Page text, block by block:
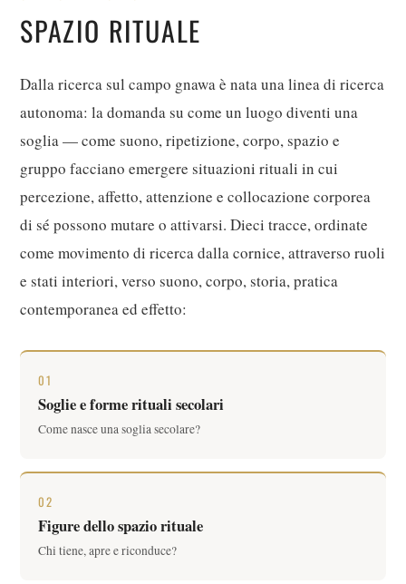
SPAZIO RITUALE
Dalla ricerca sul campo gnawa è nata una linea di ricerca
autonoma: la domanda su come un luogo diventi una
soglia — come suono, ripetizione, corpo, spazio e
gruppo facciano emergere situazioni rituali in cui
percezione, affetto, attenzione e collocazione corporea
di sé possono mutare o attivarsi. Dieci tracce, ordinate
come movimento di ricerca dalla cornice, attraverso ruoli
e stati interiori, verso suono, corpo, storia, pratica
contemporanea ed effetto:
01
Soglie e forme rituali secolari
Come nasce una soglia secolare?
02
Figure dello spazio rituale
Chi tiene, apre e riconduce?